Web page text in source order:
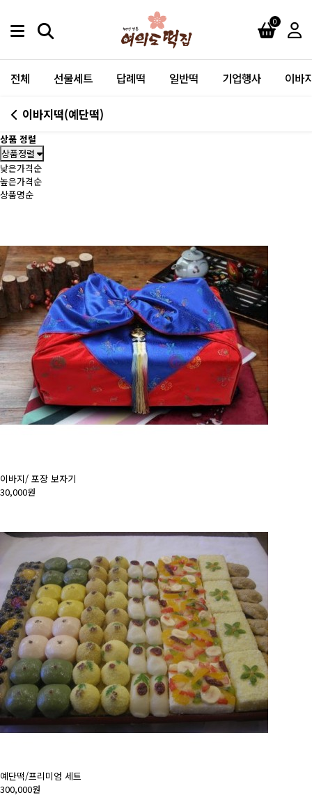
0
전체 선물세트 답례떡 일반떡 기업행사 이바
이바지떡(예단떡)
상품 정렬
상품정렬
낮은가격순
높은가격순
상품명순
이바지/ 포장 보자기
30,000원
예단떡/프리미엄 세트
300,000원